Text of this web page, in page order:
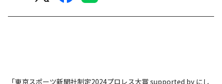
「東京スポーツ新聞社制定2024プロレス大賞 supported by にし